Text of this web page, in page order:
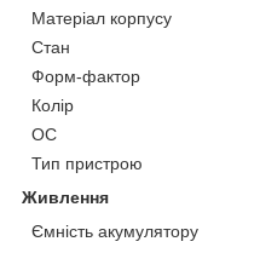
Матеріал корпусу
Стан
Форм-фактор
Колір
ОС
Тип пристрою
Живлення
Ємність акумулятору